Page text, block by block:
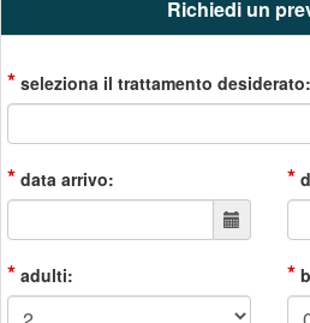
Richiedi un
* seleziona il trattamento desiderato:
* data arrivo: *
* adulti: *